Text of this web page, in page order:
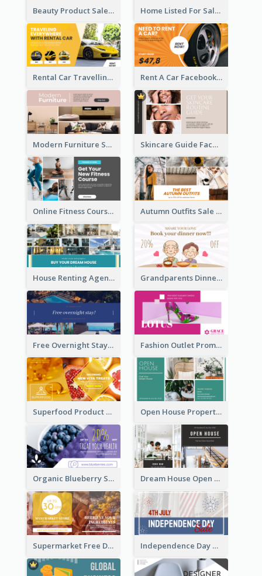
Beauty Product Sale Facebook Ad Home Listed For Sale Facebook Ad
Rental Car Travelling Facebook Ad Rent A Car Facebook Ad
Modern Furniture Shop Facebook Ad Skincare Guide Facebook Ad
Online Fitness Course Facebook Ad Autumn Outfits Sale Facebook Ad
House Renting Agency Facebook Ad Grandparents Dinner Discount Facebook Ad
Free Overnight Stay Hotel Promotion Facebook Ad Fashion Outlet Promote Facebook Ad
Superfood Product Discount Facebook Ad Open House Property Invitation Facebook Ad
Organic Blueberry Sales Facebook Ad Dream House Open House Facebook Ad
Supermarket Free Delivery Facebook Ad Independence Day Sale Facebook Ad